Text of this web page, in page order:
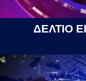
ΔΕΛΤΙΟ